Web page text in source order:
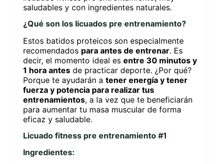
saludables y con ingredientes naturales.
¿Qué son los licuados pre entrenamiento?
Estos batidos proteicos son especialmente
recomendados para antes de entrenar. Es
decir, el momento ideal es entre 30 minutos y
1 hora antesde practicar deporte. ¿Por qué?
Porque te ayudarán a tener energía y tener
fuerza y potencia para realizar tus
entrenamientos, a la vez que te beneficiarán
para aumentar tu masa muscular de forma
eficaz y saludable.
Licuado fitness pre entrenamiento #1
Ingredientes: